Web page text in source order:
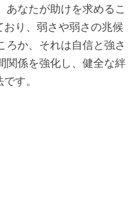
あなたが助けを求めるこ
り、弱さや弱さの兆候
ろか、それは自信と強さ
関係を強化し、健全な絆
す。